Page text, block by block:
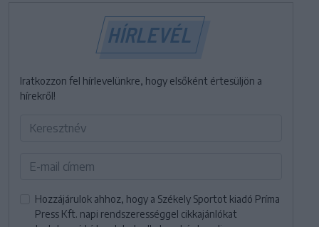
HÍRLEVÉL
Iratkozzon fel hírlevelünkre, hogy elsőként értesüljön a
hírekről!
Hozzájárulok ahhoz, hogy a Székely Sportot kiadó Príma
Press Kft. napi rendszerességgel cikkajánlókat